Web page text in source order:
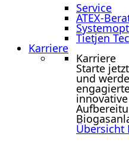
Service
ATEX-
Tietjen
Karriere
Karriere
Starte
und
Übersicht